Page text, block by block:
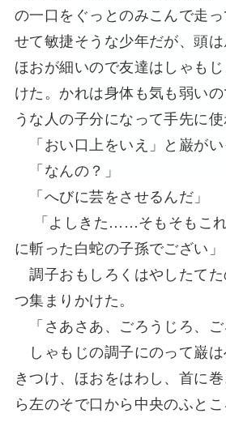
の一口をぐっとのみこんで走
せて敏捷そうな少年だが、頭
ほおが細いので友達はしゃも
けた。かれは身体も気も弱い
うな人の子分になって手先に使
「おい口上をいえ」と巌がい
「なんの？」
「へびに芸をさせるんだ」
「よしきた……そもそもこれ
に斬った白蛇の子孫でござい」
調子おもしろくはやしたて
つ集まりかけた。
「さあさあ、ごろうじろ、ご
しゃもじの調子にのって巌
きつけ、ほおをはわし、首に
ら左のそで口から中央のふと